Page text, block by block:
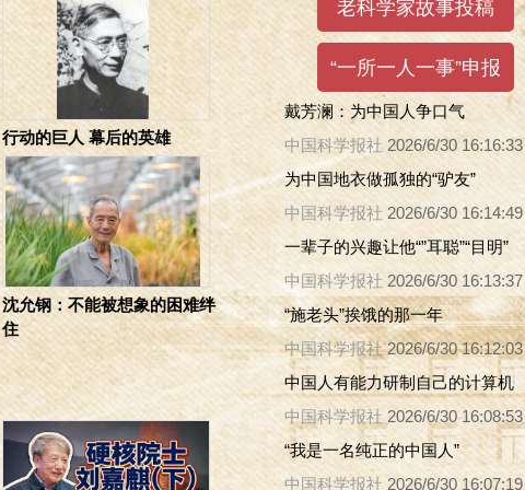
行动的巨人 幕后的英雄
沈允钢：不能被想象的困难绊
住
戴芳澜：为中国人争口气
中国科学报社 2026/6/30 16:16:33
为中国地衣做孤独的“驴友”
中国科学报社 2026/6/30 16:14:49
一辈子的兴趣让他“”耳聪”“目明”
中国科学报社 2026/6/30 16:13:37
“施老头”挨饿的那一年
中国科学报社 2026/6/30 16:12:03
中国人有能力研制自己的计算机
中国科学报社 2026/6/30 16:08:53
“我是一名纯正的中国人”
中国科学报社 2026/6/30 16:07:19